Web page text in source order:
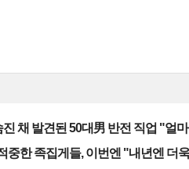
진 채 발견된 50대男 반전 직업 "얼
중한 족집게들, 이번엔 "내년엔 더